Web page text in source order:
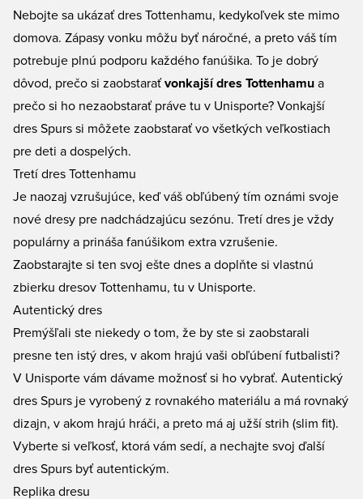
Nebojte sa ukázať dres Tottenhamu, kedykoľvek ste mimo
domova. Zápasy vonku môžu byť náročné, a preto váš tím
potrebuje plnú podporu každého fanúšika. To je dobrý
dôvod, prečo si zaobstarať vonkajší dres Tottenhamu a
prečo si ho nezaobstarať práve tu v Unisporte? Vonkajší
dres Spurs si môžete zaobstarať vo všetkých veľkostiach
pre deti a dospelých.
Tretí dres Tottenhamu
Je naozaj vzrušujúce, keď váš obľúbený tím oznámi svoje
nové dresy pre nadchádzajúcu sezónu. Tretí dres je vždy
populárny a prináša fanúšikom extra vzrušenie.
Zaobstarajte si ten svoj ešte dnes a doplňte si vlastnú
zbierku dresov Tottenhamu, tu v Unisporte.
Autentický dres
Premýšľali ste niekedy o tom, že by ste si zaobstarali
presne ten istý dres, v akom hrajú vaši obľúbení futbalisti?
V Unisporte vám dávame možnosť si ho vybrať. Autentický
dres Spurs je vyrobený z rovnakého materiálu a má rovnaký
dizajn, v akom hrajú hráči, a preto má aj užší strih (slim fit).
Vyberte si veľkosť, ktorá vám sedí, a nechajte svoj ďalší
dres Spurs byť autentickým.
Replika dresu